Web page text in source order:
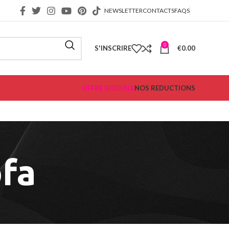
NEWSLETTERCONTACTSFAQS
S'INSCRIRE 0 €0.00
OFFRE SPECIALENOS REDUCTIONS